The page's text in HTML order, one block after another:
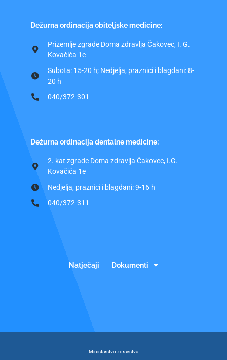
Dežurna ordinacija obiteljske medicine:
Prizemlje zgrade Doma zdravlja Čakovec, I. G.
Kovačića 1e
Subota: 15-20 h; Nedjelja, praznici i blagdani: 8-
20 h
040/372-301
Dežurna ordinacija dentalne medicine:
2. kat zgrade Doma zdravlja Čakovec, I.G.
Kovačića 1e
Nedjelja, praznici i blagdani: 9-16 h
040/372-311
Natječaji Dokumenti
Ministarstvo zdravstva